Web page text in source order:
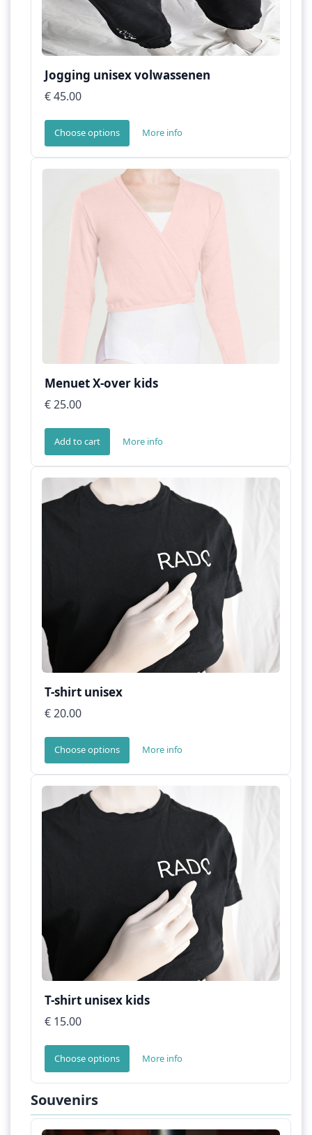
Jogging unisex volwassenen
€ 45.00
Choose options More info
Menuet X-over kids
€ 25.00
Add to cart More info
T-shirt unisex
€ 20.00
Choose options More info
T-shirt unisex kids
€ 15.00
Choose options More info
Souvenirs